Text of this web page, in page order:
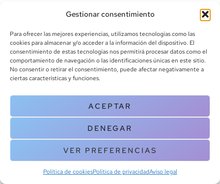
Gestionar consentimiento
Para ofrecer las mejores experiencias, utilizamos tecnologías como las
cookies para almacenar y/o acceder a la información del dispositivo. El
consentimiento de estas tecnologías nos permitirá procesar datos como el
comportamiento de navegación o las identificaciones únicas en este sitio.
No consentir o retirar el consentimiento, puede afectar negativamente a
ciertas características y funciones.
ACEPTAR
DENEGAR
VER PREFERENCIAS
Política de cookiesPolítica de privacidadAviso legal
info@canoalibros.com
pedidos@canoalibros.com
+34 934 242 391
CONTACTO
Copyright © 2025 Canoa Libros. All Rights Reserved |
cookies
| Aviso legal